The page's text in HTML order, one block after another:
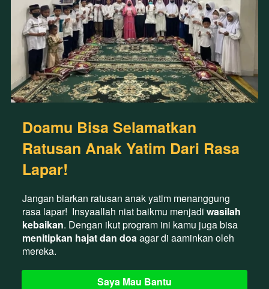
Doamu Bisa Selamatkan
Ratusan Anak Yatim Dari Rasa
Lapar!
Jangan biarkan ratusan anak yatim menanggung
rasa lapar! Insyaallah niat baikmu menjadi wasilah
kebaikan. Dengan ikut program ini kamu juga bisa
menitipkan hajat dan doa agar di aaminkan oleh
mereka.
`
Saya Mau Bantu